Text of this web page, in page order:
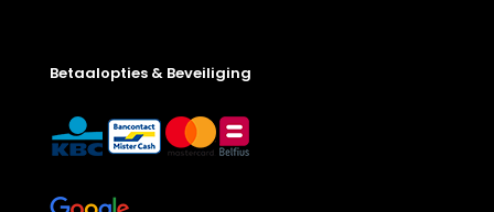
Betaalopties & Beveiliging